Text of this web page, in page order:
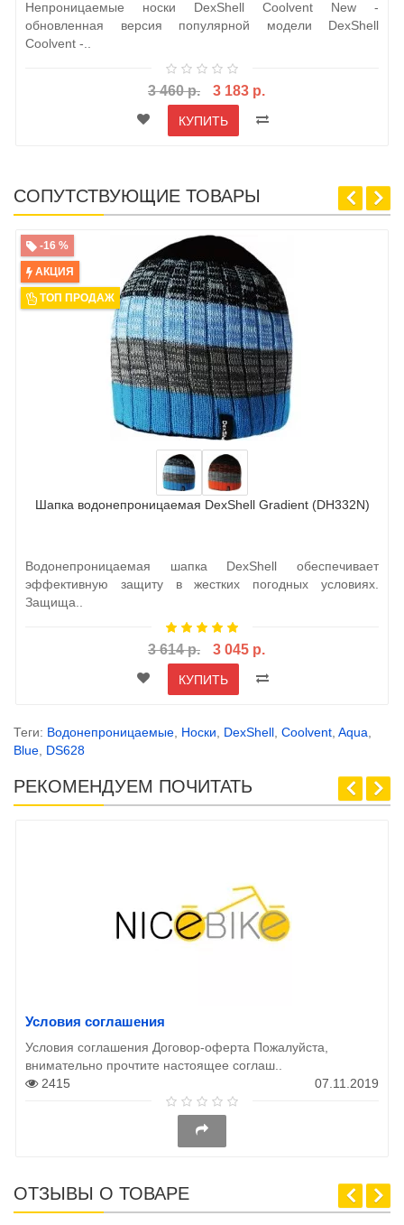
Непроницаемые носки DexShell Coolvent New -
обновленная версия популярной модели DexShell
Coolvent -..
3 460 р. 3 183 р.
КУПИТЬ
СОПУТСТВУЮЩИЕ ТОВАРЫ
-16 %
АКЦИЯ
ТОП ПРОДАЖ
Шапка водонепроницаемая DexShell Gradient (DH332N)
Водонепроницаемая шапка DexShell обеспечивает
эффективную защиту в жестких погодных условиях.
Защища..
3 614 р. 3 045 р.
КУПИТЬ
Теги: Водонепроницаемые, Носки, DexShell, Coolvent, Aqua,
Blue, DS628
РЕКОМЕНДУЕМ ПОЧИТАТЬ
Условия соглашения
Условия соглашения Договор-оферта Пожалуйста,
внимательно прочтите настоящее соглаш..
2415
07.11.2019
ОТЗЫВЫ О ТОВАРЕ